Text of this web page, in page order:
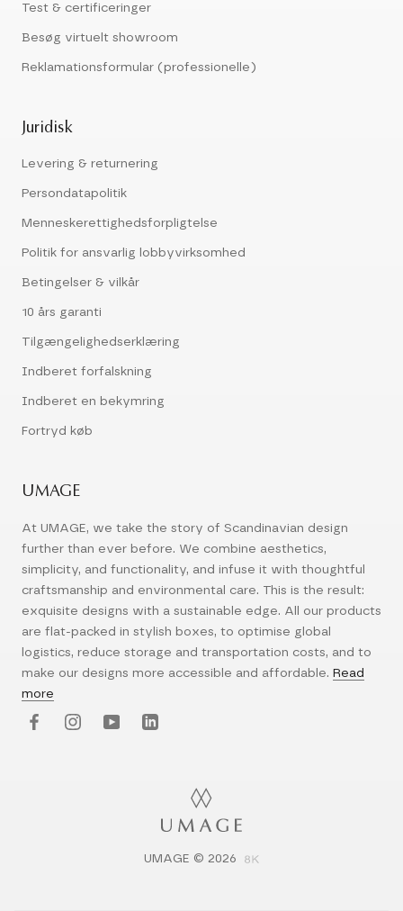
Test & certificeringer
Besøg virtuelt showroom
Reklamationsformular (professionelle)
Juridisk
Levering & returnering
Persondatapolitik
Menneskerettighedsforpligtelse
Politik for ansvarlig lobbyvirksomhed
Betingelser & vilkår
10 års garanti
Tilgængelighedserklæring
Indberet forfalskning
Indberet en bekymring
Fortryd køb
UMAGE
At UMAGE, we take the story of Scandinavian design
further than ever before. We combine aesthetics,
simplicity, and functionality, and infuse it with thoughtful
craftsmanship and environmental care. This is the result:
exquisite designs with a sustainable edge. All our products
are flat-packed in stylish boxes, to optimise global
logistics, reduce storage and transportation costs, and to
make our designs more accessible and affordable. Read
more
UMAGE © 2026